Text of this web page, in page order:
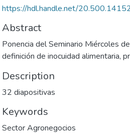
https://hdl.handle.net/
Abstract
Ponencia del Seminario Miércoles
definición de inocuidad alimentaria,
Description
32 diapositivas
Keywords
Sector Agronegocios